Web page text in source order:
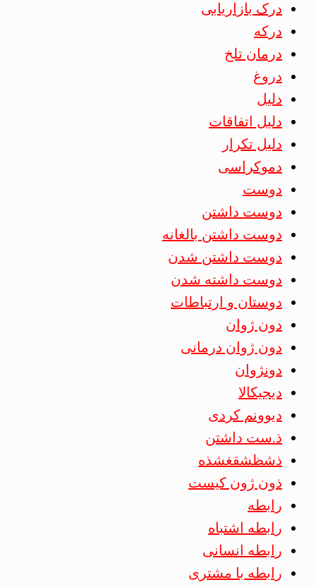
درک بازاریابی
درکه
درمان تلخ
دروغ
دلیل
دلیل اتفاقات
دلیل تکرار
دموکراسی
دوست
دوست داشتن
دوست داشتن بالغانه
دوست داشتن شدن
دوست داشته شدن
دوستان و ارتباطات
دون ژوان
دون ژوان درمانی
دونژوان
دیجیکالا
دیوونم کردی
ذ.ست داشتن
ذشظشقغشذه
ذون ژون کیست
رابطه
رابطه اشتباه
رابطه انسانی
رابطه با مشتری